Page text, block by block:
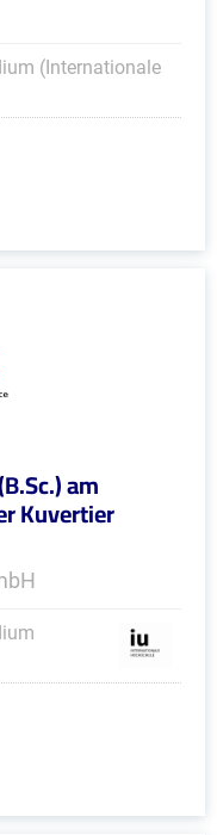
(Internationale
am
Kuvertier